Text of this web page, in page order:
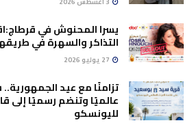
يسرا المحنوش في
التذاكر والسهرة في
تزامنًا مع عيد
عالميًا وتنضم رسميًا إلى
لليونسكو